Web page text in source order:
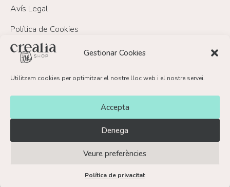
Gestionar Cookies
Utilitzem cookies per optimitzar el nostre lloc web i el nostre servei.
Accepta
Denega
Veure preferències
Política de privacitat
Avís Legal
Política de Cookies
Política de devolucions i reemborsament
FAQ’s
© Crealia Shop 2026